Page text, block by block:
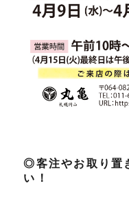
◎客注やお取り置
い！